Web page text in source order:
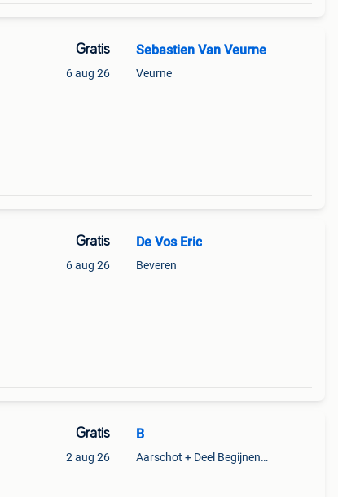
Gratis
6 aug 26
Sebastien Van Veurne
Veurne
Gratis
6 aug 26
De Vos Eric
Beveren
Gratis
2 aug 26
B
Aarschot + Deel Begijnendijk